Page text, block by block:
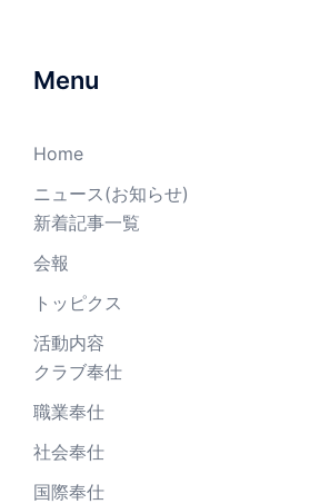
Menu
Home
ニュース(お知らせ)
新着記事一覧
会報
トッピクス
活動内容
クラブ奉仕
職業奉仕
社会奉仕
国際奉仕